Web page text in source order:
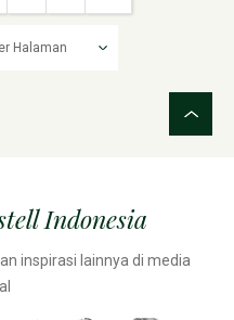
Indonesia
inspirasi lainnya di media